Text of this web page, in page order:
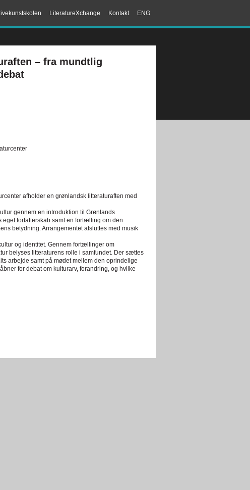
ENG
Kontakt
LiteratureXchange
– fra mundtlig
afholder en grønlandsk litteraturaften med
gennem en introduktion til Grønlands
eget forfatterskab samt en fortælling om den
betydning. Arrangementet afsluttes med musik
og identitet. Gennem fortællinger om
belyses litteraturens rolle i samfundet. Der sættes
arbejde samt på mødet mellem den oprindelige
for debat om kulturarv, forandring, og hvilke